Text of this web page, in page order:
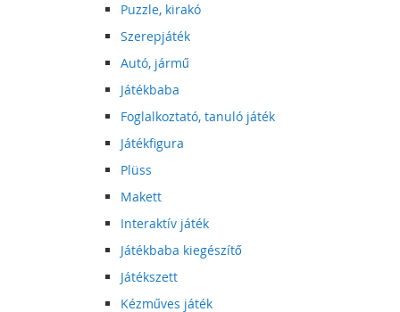
Puzzle, kirakó
Szerepjáték
Autó, jármű
Játékbaba
Foglalkoztató, tanuló játék
Játékfigura
Plüss
Makett
Interaktív játék
Játékbaba kiegészítő
Játékszett
Kézműves játék